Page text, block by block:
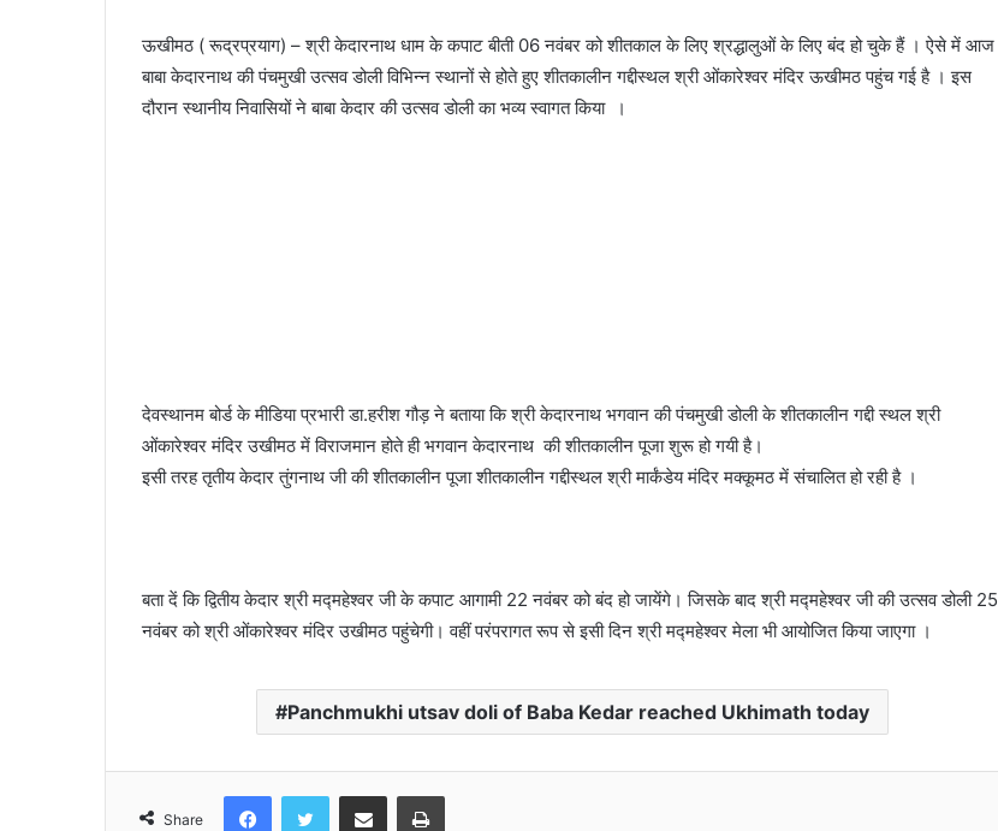
ऊखीमठ ( रूद्रप्रयाग) – श्री केदारनाथ धाम के कपाट बीती 06 नवंबर को शीतकाल के लिए श्रद्धालुओं के लिए बंद हो चुके हैं । ऐसे में आज
बाबा केदारनाथ की पंचमुखी उत्सव डोली विभिन्न स्थानों से होते हुए शीतकालीन गद्दीस्थल श्री ओंकारेश्वर मंदिर ऊखीमठ पहुंच गई है । इस
दौरान स्थानीय निवासियों ने बाबा केदार की उत्सव डोली का भव्य स्वागत किया ।
देवस्थानम बोर्ड के मीडिया प्रभारी डा.हरीश गौड़ ने बताया कि श्री केदारनाथ भगवान की पंचमुखी डोली के शीतकालीन गद्दी स्थल श्री
ओंकारेश्वर मंदिर उखीमठ में विराजमान होते ही भगवान केदारनाथ की शीतकालीन पूजा शुरू हो गयी है।
इसी तरह तृतीय केदार तुंगनाथ जी की शीतकालीन पूजा शीतकालीन गद्दीस्थल श्री मार्कंडेय मंदिर मक्कूमठ में संचालित हो रही है ।
बता दें कि द्वितीय केदार श्री मद्महेश्वर जी के कपाट आगामी 22 नवंबर को बंद हो जायेंगे। जिसके बाद श्री मद्महेश्वर जी की उत्सव डोली 25
नवंबर को श्री ओंकारेश्वर मंदिर उखीमठ पहुंचेगी। वहीं परंपरागत रूप से इसी दिन श्री मद्महेश्वर मेला भी आयोजित किया जाएगा ।
Panchmukhi utsav doli of Baba Kedar reached Ukhimath today
Share